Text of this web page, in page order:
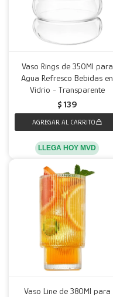
Vaso Rings de 350Ml para
Agua Refresco Bebidas en
Vidrio - Transparente
$ 139
LLEGA HOY MVD
Vaso Line de 380Ml para